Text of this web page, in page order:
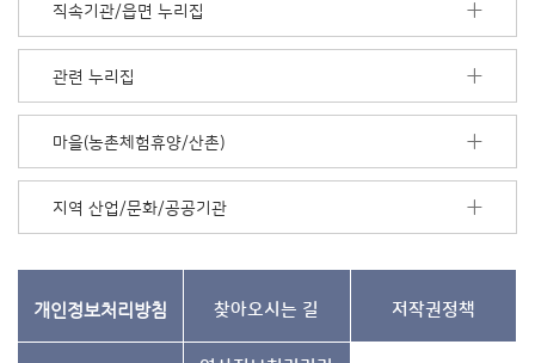
더
기
직속기관/읍면 누리집
관련 누리집
마을(농촌체험휴양/산촌)
지역 산업/문화/공공기관
개인정보처리방침 찾아오시는 길 저작권정책